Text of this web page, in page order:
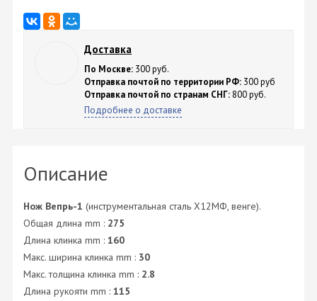
Доставка
По Москве: 300 руб.
Отправка почтой по территории РФ: 300 руб
Отправка почтой по странам СНГ: 800 руб.
Подробнее о доставке
Описание
Нож Вепрь-1 (инструментальная сталь Х12МФ, венге).
Общая длина mm : 275
Длина клинка mm : 160
Макс. ширина клинка mm : 30
Макс. толщина клинка mm : 2.8
Длина рукояти mm : 115